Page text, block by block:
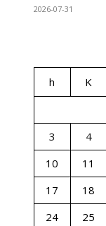
2026-07-31
h K
3
4
10
11
17
18
24
25